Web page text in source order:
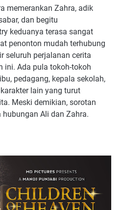
memerankan Zahra, adik
dan begitu
keduanya terasa sangat
penonton mudah terhubung
seluruh perjalanan cerita
ini. Ada pula tokoh-tokoh
pedagang, kepala sekolah,
lain yang turut
Meski demikian, sorotan
Ali dan Zahra.